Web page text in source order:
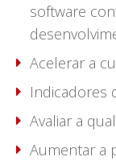
software
Acelerar a
Indicadores
Avaliar a
Aumentar a